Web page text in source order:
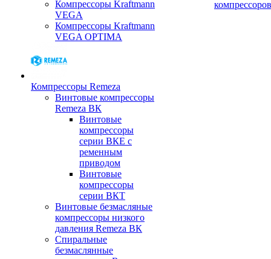
Компрессоры Kraftmann
VEGA
Компрессоры Kraftmann
VEGA OPTIMA
Компрессоры Remeza
Винтовые компрессоры
Remeza ВК
Винтовые
компрессоры
серии ВКЕ с
ременным
приводом
Винтовые
компрессоры
серии ВКТ
Винтовые безмасляные
компрессоры низкого
давления Remeza ВК
Спиральные
безмаслянные
компрессоров